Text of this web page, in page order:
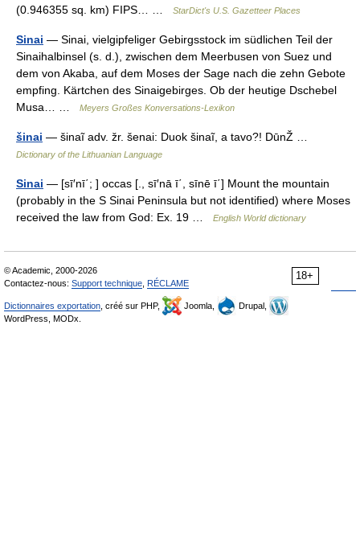
(0.946355 sq. km) FIPS… …
StarDict's U.S. Gazetteer Places
Sinai — Sinai, vielgipfeliger Gebirgsstock im südlichen Teil der
Sinaihalbinsel (s. d.), zwischen dem Meerbusen von Suez und
dem von Akaba, auf dem Moses der Sage nach die zehn Gebote
empfing. Kärtchen des Sinaigebirges. Ob der heutige Dschebel
Musa… …
Meyers Großes Konversations-Lexikon
šinai — šinaĩ adv. žr. šenai: Duok šinaĩ, a tavo?! DūnŽ …
Dictionary of the Lithuanian Language
Sinai — [sī′nī΄; ] occas [., sī′nā ī΄, sīnē ī΄] Mount the mountain
(probably in the S Sinai Peninsula but not identified) where Moses
received the law from God: Ex. 19 …
English World dictionary
18+
© Academic, 2000-2026
Contactez-nous: Support technique RÉCLAME
Dictionnaires exportation , créé sur PHP, Joomla,
Drupal,
WordPress, MODx.